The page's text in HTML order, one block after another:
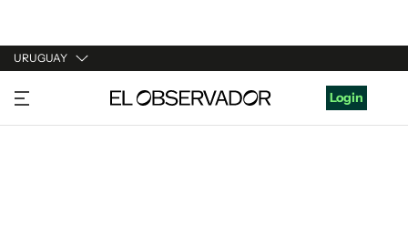
URUGUAY
URUGUAY
ARGENTINA
Login